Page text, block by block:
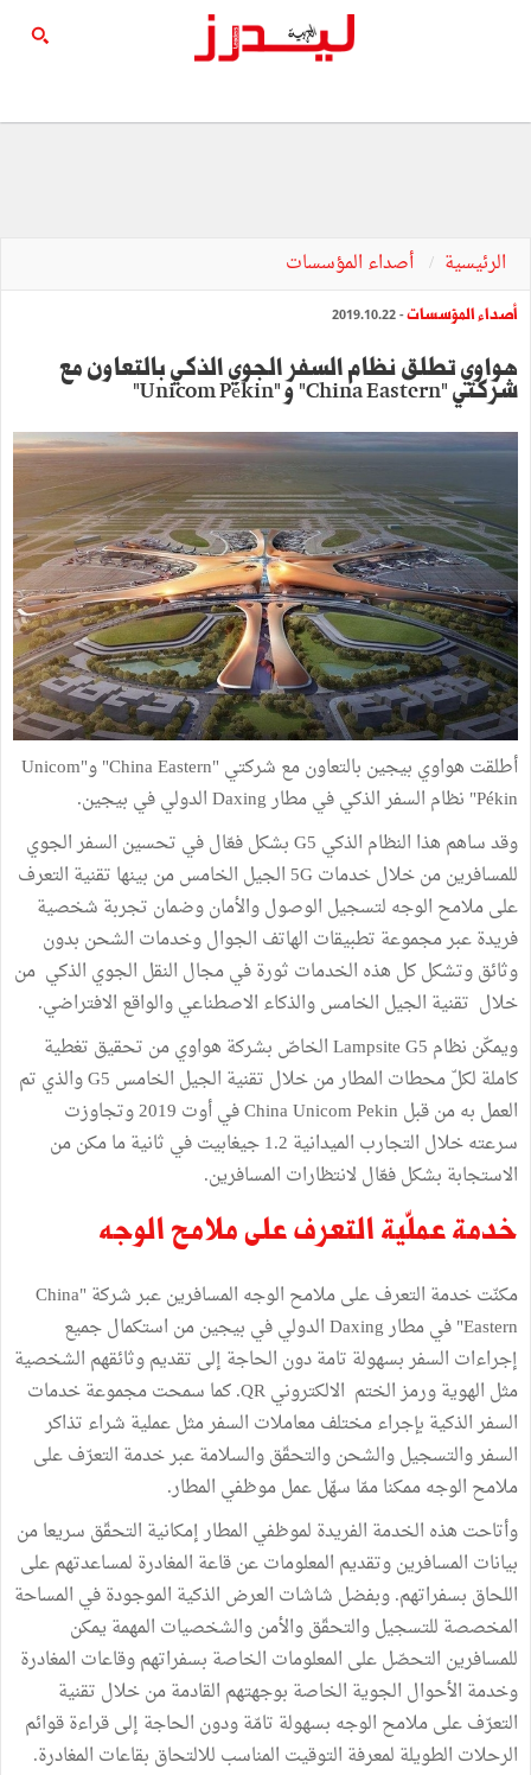
الرئيسية أصداء المؤسسات
أصداء المؤسسات- 2019.10.22
هواوي تطلق نظام السفر الجوي الذكي بالتعاون مع
شركتي "China Eastern" و "Unicom Pékin"
أطلقت هواوي بيجين بالتعاون مع شركتي "China Eastern" و"Unicom
Pékin" نظام السفر الذكي في مطار Daxing الدولي في بيجين.
وقد ساهم هذا النظام الذكي G5 بشكل فعّال في تحسين السفر الجوي
للمسافرين من خلال خدمات 5G الجيل الخامس من بينها تقنية التعرف
على ملامح الوجه لتسجيل الوصول والأمان وضمان تجربة شخصية
فريدة عبر مجموعة تطبيقات الهاتف الجوال وخدمات الشحن بدون
وثائق وتشكل كل هذه الخدمات ثورة في مجال النقل الجوي الذكي من
خلال تقنية الجيل الخامس والذكاء الاصطناعي والواقع الافتراضي.
ويمكّن نظام Lampsite G5 الخاصّ بشركة هواوي من تحقيق تغطية
كاملة لكلّ محطات المطار من خلال تقنية الجيل الخامس G5 والذي تم
العمل به من قبل China Unicom Pekin في أوت 2019 وتجاوزت
سرعته خلال التجارب الميدانية 1.2 جيغابيت في ثانية ما مكن من
الاستجابة بشكل فعّال لانتظارات المسافرين.
خدمة عملّية التعرف على ملامح الوجه
مكنّت خدمة التعرف على ملامح الوجه المسافرين عبر شركة "China
Eastern" في مطار Daxing الدولي في بيجين من استكمال جميع
إجراءات السفر بسهولة تامة دون الحاجة إلى تقديم وثائقهم الشخصية
مثل الهوية ورمز الختم الالكتروني QR. كما سمحت مجموعة خدمات
السفر الذكية بإجراء مختلف معاملات السفر مثل عملية شراء تذاكر
السفر والتسجيل والشحن والتحقّق والسلامة عبر خدمة التعرّف على
ملامح الوجه ممكنا ممّا سهّل عمل موظفي المطار.
وأتاحت هذه الخدمة الفريدة لموظفي المطار إمكانية التحقّق سريعا من
بيانات المسافرين وتقديم المعلومات عن قاعة المغادرة لمساعدتهم على
اللحاق بسفراتهم. وبفضل شاشات العرض الذكية الموجودة في المساحة
المخصصة للتسجيل والتحقّق والأمن والشخصيات المهمة يمكن
للمسافرين التحصّل على المعلومات الخاصة بسفراتهم وقاعات المغادرة
وخدمة الأحوال الجوية الخاصة بوجهتهم القادمة من خلال تقنية
التعرّف على ملامح الوجه بسهولة تامّة ودون الحاجة إلى قراءة قوائم
الرحلات الطويلة لمعرفة التوقيت المناسب للالتحاق بقاعات المغادرة.